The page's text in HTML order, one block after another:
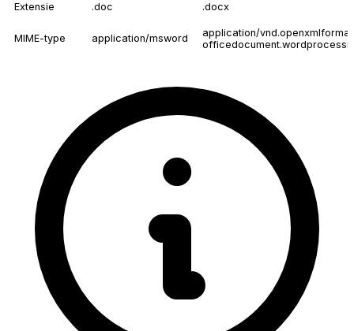
Extensie .doc .docx
MIME-type application/msword
application/